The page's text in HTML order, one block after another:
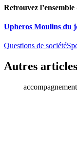
Retrouvez
Upheros Moulins du
Questions de société
Autres